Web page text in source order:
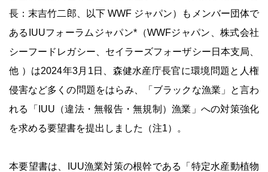
長：末吉竹二郎、以下 WWF ジャパン）もメンバー団体で
あるIUUフォーラムジャパン*（WWFジャパン、株式会社
シーフードレガシー、セイラーズフォーザシー日本支局、
他 ）は2024年3月1日、森健水産庁長官に環境問題と人権
侵害など多くの問題をはらみ、「ブラックな漁業」と言わ
れる「IUU（違法・無報告・無規制）漁業」への対策強化
を求める要望書を提出しました（注1）。
本要望書は、IUU漁業対策の根幹である「特定水産動植物